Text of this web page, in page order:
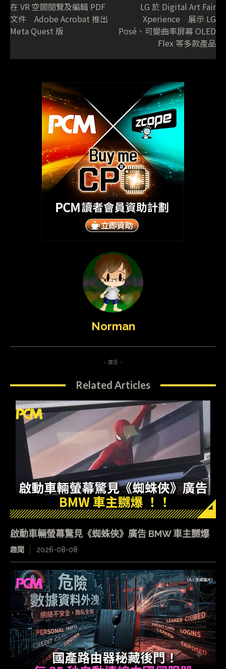
在 VR 空間閱覽及編輯 PDF
文件 Adobe Acrobat 推出
Meta Quest 版
LG 於 Digital Art Fair
Xperience 展示 LG
Posé、可變曲率屏幕 OLED
Flex 等多款產品
Norman
- 廣告 -
Related Articles
啟動車輛螢幕驚見《蜘蛛俠》廣告 BMW 車主嬲爆
趣聞 2026-08-08